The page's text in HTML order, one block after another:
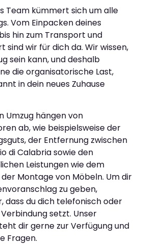
Team kümmert sich um alle
Vom Einpacken deines
hin zum Transport und
sind wir für dich da. Wir wissen,
sein kann, und deshalb
die organisatorische Last,
in dein neues Zuhause
Umzug hängen von
ab, wie beispielsweise der
der Entfernung zwischen
di Calabria sowie den
Leistungen wie dem
Montage von Möbeln. Um dir
zu geben,
dass du dich telefonisch oder
setzt. Unser
dir gerne zur Verfügung und
Fragen.